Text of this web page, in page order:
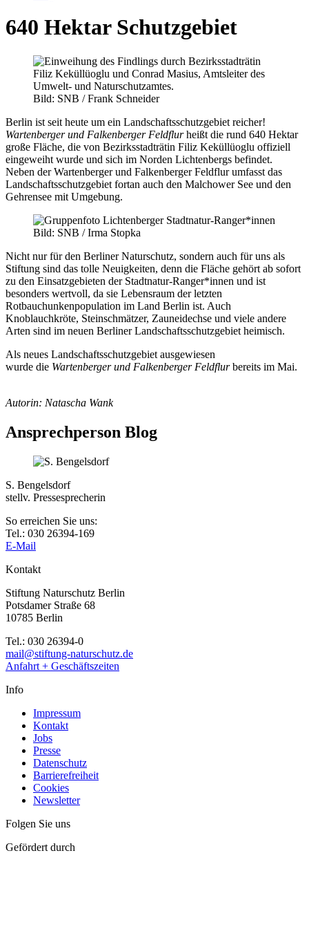
640 Hektar Schutzgebiet
Bild: SNB / Frank Schneider
Berlin ist seit heute um ein Landschaftsschutzgebiet reicher!
Wartenberger und Falkenberger Feldflurheißt die rund 640 Hektar
große Fläche, die von Bezirksstadträtin Filiz Keküllüoglu offiziell
eingeweiht wurde und sich im Norden Lichtenbergs befindet.
Neben der Wartenberger und Falkenberger Feldflur umfasst das
Landschaftsschutzgebiet fortan auch den Malchower See und den
Gehrensee mit Umgebung.
Bild: SNB / Irma Stopka
Nicht nur für den Berliner Naturschutz, sondern auch für uns als
Stiftung sind das tolle Neuigkeiten, denn die Fläche gehört ab sofort
zu den Einsatzgebieten der Stadtnatur-Ranger*innen und ist
besonders wertvoll, da sie Lebensraum der letzten
Rotbauchunkenpopulation im Land Berlin ist. Auch
Knoblauchkröte, Steinschmätzer, Zauneidechse und viele andere
Arten sind im neuen Berliner Landschaftsschutzgebiet heimisch.
Als neues Landschaftsschutzgebiet ausgewiesen
wurde die Wartenberger und Falkenberger Feldflurbereits im Mai.
Autorin: Natascha Wank
Ansprechperson Blog
S. Bengelsdorf
stellv. Pressesprecherin
So erreichen Sie uns:
Tel.: 030 26394-169
E-Mail
Kontakt
Stiftung Naturschutz Berlin
Potsdamer Straße 68
10785 Berlin
Tel.: 030 26394-0
mail@stiftung-naturschutz.de
Anfahrt + Geschäftszeiten
Info
Impressum
Kontakt
Jobs
Presse
Datenschutz
Barrierefreiheit
Cookies
Newsletter
Folgen Sie uns
Gefördert durch